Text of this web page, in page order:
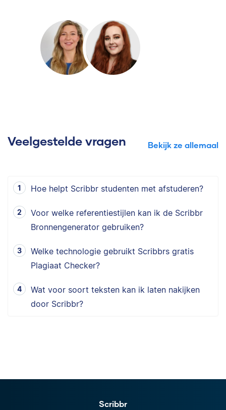
Veelgestelde vragen Bekijk ze allemaal
Hoe helpt Scribbr studenten met afstuderen?
Voor welke referentiestijlen kan ik de Scribbr
Bronnengenerator gebruiken?
Welke technologie gebruikt Scribbrs gratis
Plagiaat Checker?
Wat voor soort teksten kan ik laten nakijken
door Scribbr?
Scribbr